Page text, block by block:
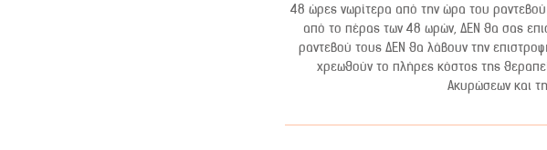
48 ώρες νωρίτερα από την ώρα του
από το πέρας των 48 ωρών, ΔΕΝ θα σας
ραντεβού τους ΔΕΝ θα λάβουν την
χρεωθούν το πλήρες κόστος της
Ακυρώσεων και